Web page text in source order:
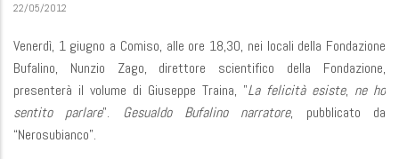
22/05/2012
Venerdì, 1 giugno a Comiso, alle ore 18,30, nei locali della Fondazione
Bufalino, Nunzio Zago, direttore scientifico della Fondazione,
presenterà il volume di Giuseppe Traina, "La felicità esiste, ne ho
sentito parlare". Gesualdo Bufalino narratore, pubblicato da
“Nerosubianco”.